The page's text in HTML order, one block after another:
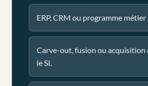
ERP, CRM ou programme métier
Carve-out, fusion ou acquisition
le SI.